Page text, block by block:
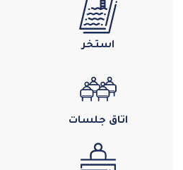
استخر
اتاق جلسات